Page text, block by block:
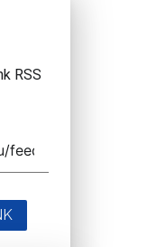
RSS